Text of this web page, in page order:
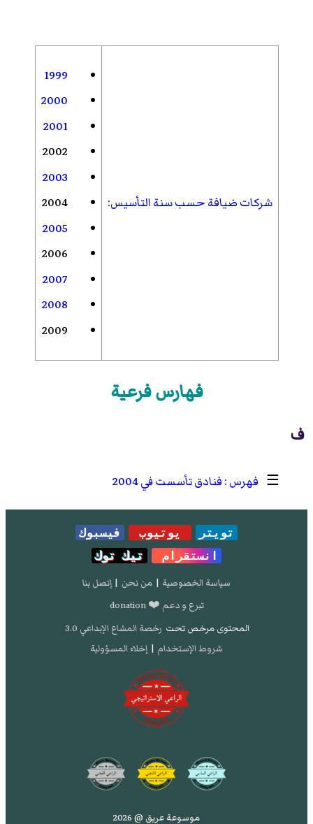
شركات ضيافة حسب سنة التأسيس:
1999
2000
2001
2002
2003
2004
2005
2006
2007
2008
2009
فهارس فرعية
ف
☰ فنادق تأسست في 2004
تويتر يوتيوب
فيسبوك
انستقرام
تيك توك
سياسة الخصوصية | من نحن | إتصل بنا
تبرع و دعم ❤️ donation
المحتوى مرخص تحت رخصة المشاع الإبداعي 3.0
شروط الإستخدام | إخلاء المسؤولية
موسوعة عريق @ 2026